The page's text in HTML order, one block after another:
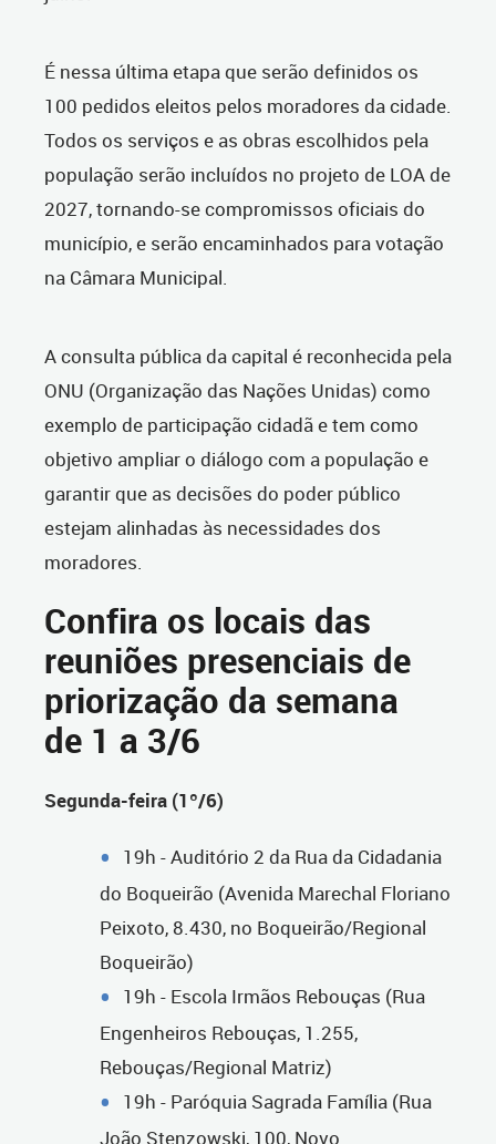
É nessa última etapa que serão definidos os
100 pedidos eleitos pelos moradores da cidade.
Todos os serviços e as obras escolhidos pela
população serão incluídos no projeto de LOA de
2027, tornando-se compromissos oficiais do
município, e serão encaminhados para votação
na Câmara Municipal.
A consulta pública da capital é reconhecida pela
ONU (Organização das Nações Unidas) como
exemplo de participação cidadã e tem como
objetivo ampliar o diálogo com a população e
garantir que as decisões do poder público
estejam alinhadas às necessidades dos
moradores.
Confira os locais das
reuniões presenciais de
priorização da semana
de 1 a 3/6
Segunda-feira (1º/6)
19h - Auditório 2 da Rua da Cidadania
do Boqueirão (Avenida Marechal Floriano
Peixoto, 8.430, no Boqueirão/Regional
Boqueirão)
19h - Escola Irmãos Rebouças (Rua
Engenheiros Rebouças, 1.255,
Rebouças/Regional Matriz)
19h - Paróquia Sagrada Família (Rua
João Stenzowski, 100, Novo